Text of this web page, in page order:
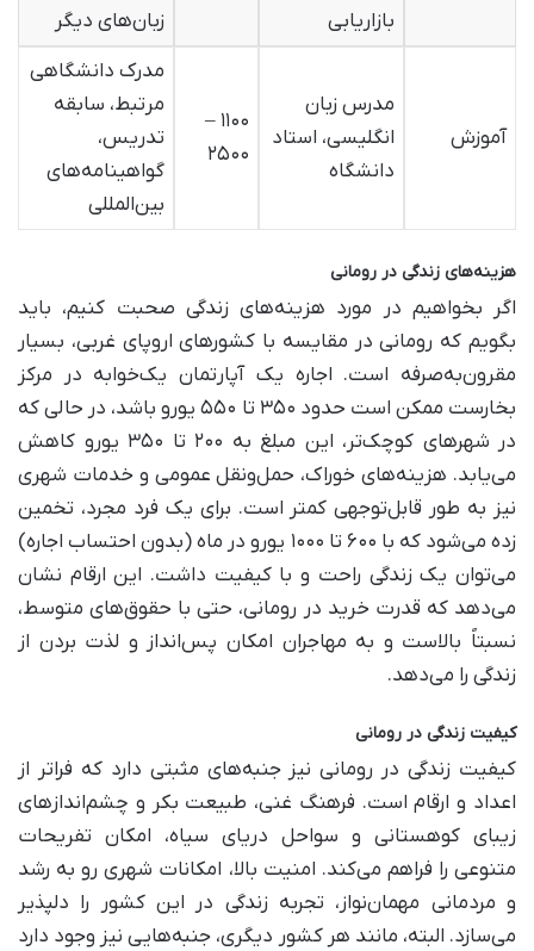
بازاریابی
زبان‌های دیگر
آموزش
مدرس زبان
انگلیسی، استاد
دانشگاه
۱۱۰۰ –
۲۵۰۰
مدرک دانشگاهی
مرتبط، سابقه
تدریس،
گواهینامه‌های
بین‌المللی
هزینه‌های زندگی در رومانی
اگر بخواهیم در مورد هزینه‌های زندگی صحبت کنیم، باید
بگویم که رومانی در مقایسه با کشورهای اروپای غربی، بسیار
مقرون‌به‌صرفه است. اجاره یک آپارتمان یک‌خوابه در مرکز
بخارست ممکن است حدود ۳۵۰ تا ۵۵۰ یورو باشد، در حالی که
در شهرهای کوچک‌تر، این مبلغ به ۲۰۰ تا ۳۵۰ یورو کاهش
می‌یابد. هزینه‌های خوراک، حمل‌ونقل عمومی و خدمات شهری
نیز به طور قابل‌توجهی کمتر است. برای یک فرد مجرد، تخمین
زده می‌شود که با ۶۰۰ تا ۱۰۰۰ یورو در ماه (بدون احتساب اجاره)
می‌توان یک زندگی راحت و با کیفیت داشت. این ارقام نشان
می‌دهد که قدرت خرید در رومانی، حتی با حقوق‌های متوسط،
نسبتاً بالاست و به مهاجران امکان پس‌انداز و لذت بردن از
زندگی را می‌دهد.
کیفیت زندگی در رومانی
کیفیت زندگی در رومانی نیز جنبه‌های مثبتی دارد که فراتر از
اعداد و ارقام است. فرهنگ غنی، طبیعت بکر و چشم‌اندازهای
زیبای کوهستانی و سواحل دریای سیاه، امکان تفریحات
متنوعی را فراهم می‌کند. امنیت بالا، امکانات شهری رو به رشد
و مردمانی مهمان‌نواز، تجربه زندگی در این کشور را دلپذیر
می‌سازد. البته، مانند هر کشور دیگری، جنبه‌هایی نیز وجود دارد